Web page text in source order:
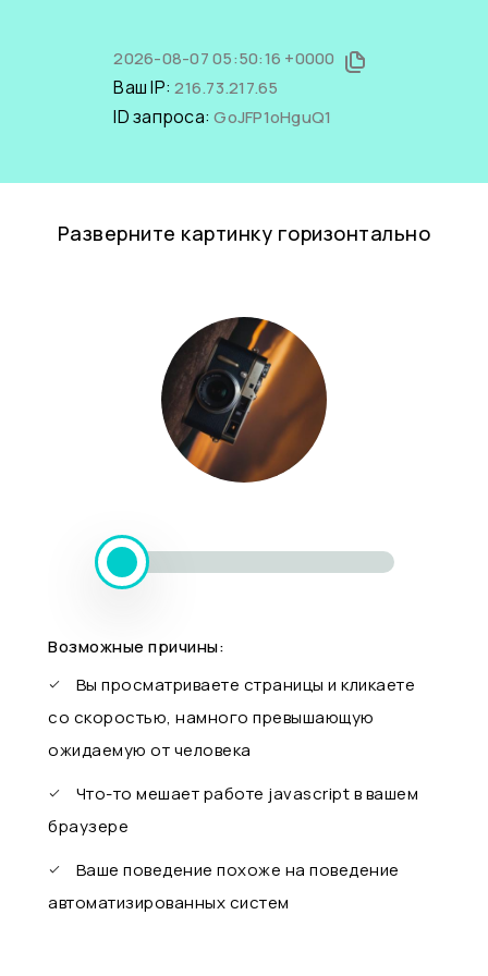
2026-08-07 05:50:16 +0000
Ваш IP:216.73.217.65
ID запроса:GoJFP1oHguQ1
Разверните картинку горизонтально
Возможные причины:
Вы просматриваете страницы и кликаете
со скоростью, намного превышающую
ожидаемую от человека
Что-то мешает работе javascript в вашем
браузере
Ваше поведение похоже на поведение
автоматизированных систем